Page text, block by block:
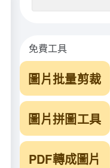
免費工具
圖片批量剪裁
圖片拼圖工具
PDF轉成圖片